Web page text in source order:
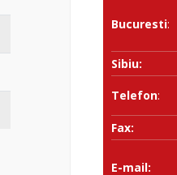
Bucuresti:
Sibiu:
Telefon:
Fax:
E-mail: